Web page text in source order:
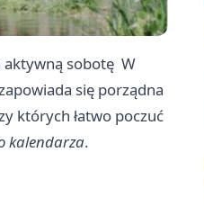
aktywną sobotę ‍ W
się porządna
których łatwo poczuć
kalendarza.